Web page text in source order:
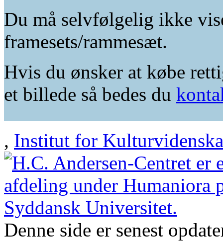
Du må selvfølgelig ikke
framesets/rammesæt.
Hvis du ønsker at købe
et billede så bedes du
, Institut for
Denne side er senest